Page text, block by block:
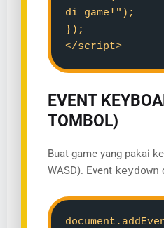
di game!");
});
</script>
EVENT
TOMBOL)
Buat game yang pakai
WASD). Event keydown